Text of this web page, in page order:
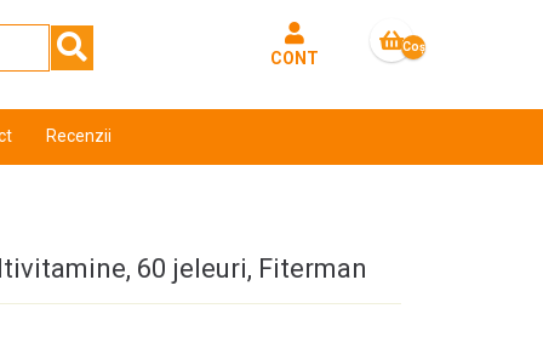
CONT
Coş
Recenzii
60 jeleuri, Fiterman